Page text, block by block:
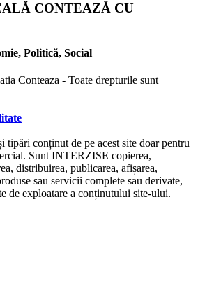
CONTEAZĂ CU
Politică, Social
Conteaza - Toate drepturile sunt
tipări conținut de pe acest site doar pentru
Sunt INTERZISE copierea,
distribuirea, publicarea, afișarea,
sau servicii complete sau derivate,
de exploatare a conținutului site-ului.